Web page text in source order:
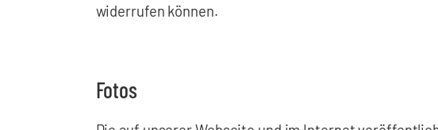
widerrufen können.
Fotos